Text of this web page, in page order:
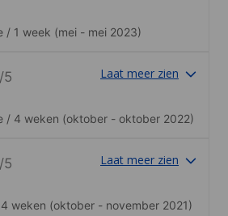
/ 1 week (mei - mei 2023)
/5 Laat meer zien
/ 4 weken (oktober - oktober 2022)
/5 Laat meer zien
4 weken (oktober - november 2021)